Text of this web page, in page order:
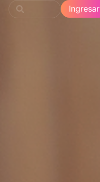
Ingresar